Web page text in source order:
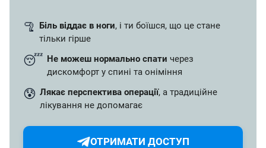
🦿 Біль віддає в ноги, і ти боїшся, що це стане
тільки гірше
😴 Не можеш нормально спати через
дискомфорт у спині та оніміння
😰 Лякає перспектива операції, а традиційне
лікування не допомагає
ОТРИМАТИ ДОСТУП